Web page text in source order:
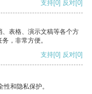
支持[0] 反对[0]
表格、演示文稿等各个方
，非常方便。
支持[0] 反对[0]
和隐私保护。